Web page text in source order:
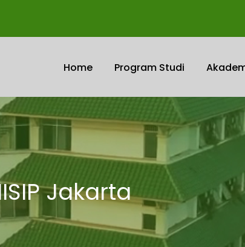
Home Program Studi
Jakarta